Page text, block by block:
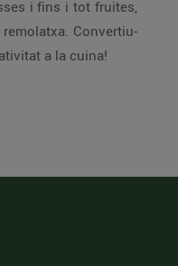
i fins i tot fruites,
Convertiu-
a la cuina!